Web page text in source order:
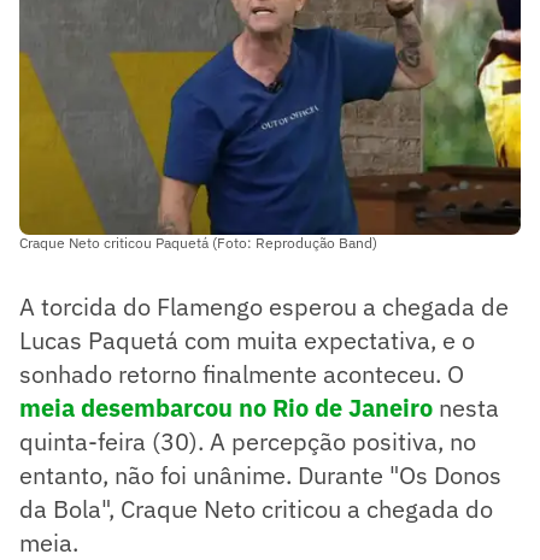
Craque Neto criticou Paquetá (Foto: Reprodução Band)
A torcida do Flamengo esperou a chegada de
Lucas Paquetá com muita expectativa, e o
sonhado retorno finalmente aconteceu. O
meia desembarcou no Rio de Janeiro nesta
quinta-feira (30). A percepção positiva, no
entanto, não foi unânime. Durante "Os Donos
da Bola", Craque Neto criticou a chegada do
meia.